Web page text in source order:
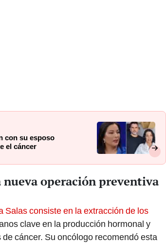
con su esposo
el cáncer
nueva operación preventiva
Salas consiste en la extracción de los
clave en la producción hormonal y
cáncer. Su oncólogo recomendó esta